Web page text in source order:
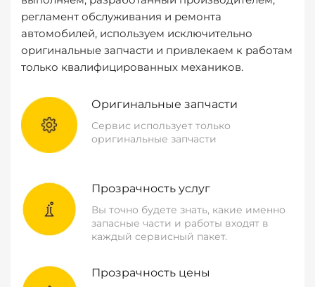
регламент обслуживания и ремонта
автомобилей, используем исключительно
оригинальные запчасти и привлекаем к работам
только квалифицированных механиков.
Оригинальные запчасти
Сервис использует только
оригинальные запчасти
Прозрачность услуг
Вы точно будете знать, какие именно
запасные части и работы входят в
каждый сервисный пакет.
Прозрачность цены